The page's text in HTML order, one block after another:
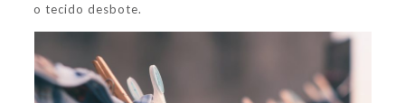
o tecido desbote.